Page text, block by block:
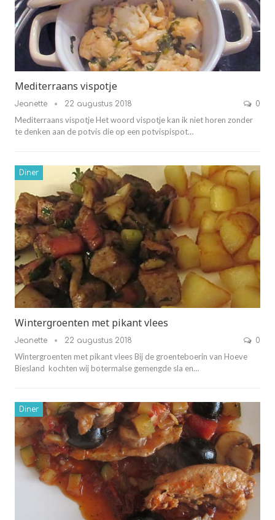
Mediterraans vispotje
Jeanette 22 augustus 2018 0
Mediterraans vispotje Het woord vispotje kan ik niet horen zonder
te denken aan de potvis die op een potvispispot…
Diner
Wintergroenten met pikant vlees
Jeanette 22 augustus 2018 0
Wintergroenten met pikant vlees Bij de groenteboerin van Hoeve
Biesland kochten wij botermalse gemengde sla en…
Diner